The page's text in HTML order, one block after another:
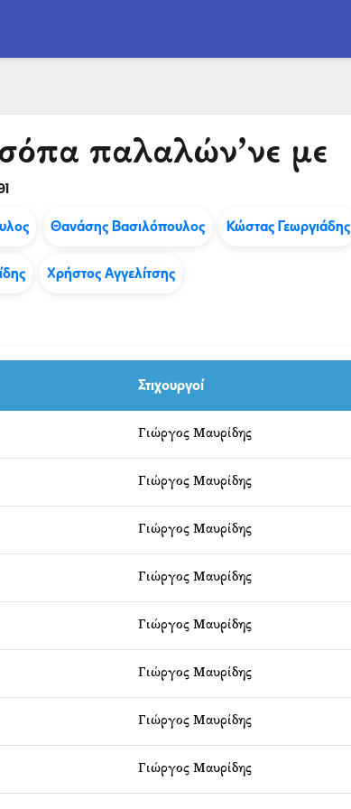
παλαλών’νε με
Θανάσης Βασιλόπουλος Κώστας Γεωργιάδης
Χρήστος Αγγελίτσης
Στιχουργοί
Γιώργος Μαυρίδης
Γιώργος Μαυρίδης
Γιώργος Μαυρίδης
Γιώργος Μαυρίδης
Γιώργος Μαυρίδης
Γιώργος Μαυρίδης
Γιώργος Μαυρίδης
Γιώργος Μαυρίδης